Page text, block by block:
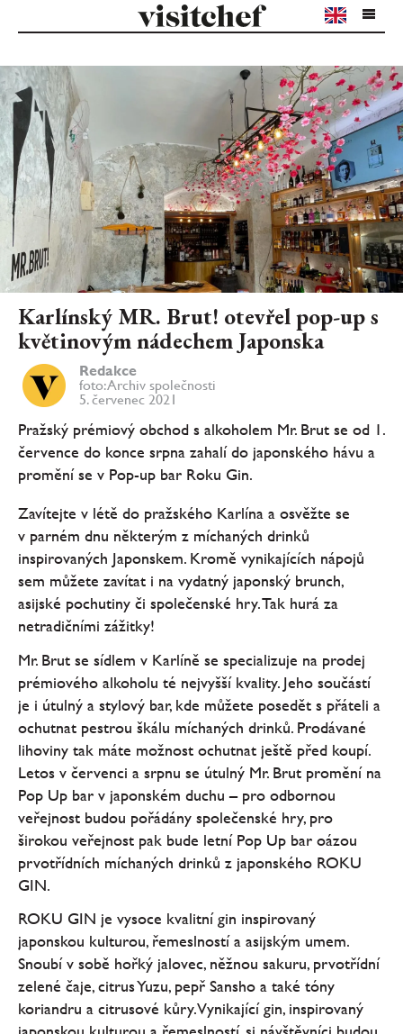
Karlínský MR. Brut! otevřel pop-up s
květinovým nádechem Japonska
Redakce
foto: Archiv společnosti
5. červenec 2021
Pražský prémiový obchod s alkoholem Mr. Brut se od 1.
července do konce srpna zahalí do japonského hávu a
promění se v Pop-up bar Roku Gin.
Zavítejte v létě do pražského Karlína a osvěžte se
v parném dnu některým z míchaných drinků
inspirovaných Japonskem. Kromě vynikajících nápojů
sem můžete zavítat i na vydatný japonský brunch,
asijské pochutiny či společenské hry. Tak hurá za
netradičními zážitky!
Mr. Brut se sídlem v Karlíně se specializuje na prodej
prémiového alkoholu té nejvyšší kvality. Jeho součástí
je i útulný a stylový bar, kde můžete posedět s přáteli a
ochutnat pestrou škálu míchaných drinků. Prodávané
lihoviny tak máte možnost ochutnat ještě před koupí.
Letos v červenci a srpnu se útulný Mr. Brut promění na
Pop Up bar v japonském duchu – pro odbornou
veřejnost budou pořádány společenské hry, pro
širokou veřejnost pak bude letní Pop Up bar oázou
prvotřídních míchaných drinků z japonského ROKU
GIN.
ROKU GIN je vysoce kvalitní gin inspirovaný
japonskou kulturou, řemeslností a asijským umem.
Snoubí v sobě hořký jalovec, něžnou sakuru, prvotřídní
zelené čaje, citrus Yuzu, pepř Sansho a také tóny
koriandru a citrusové kůry. Vynikající gin, inspirovaný